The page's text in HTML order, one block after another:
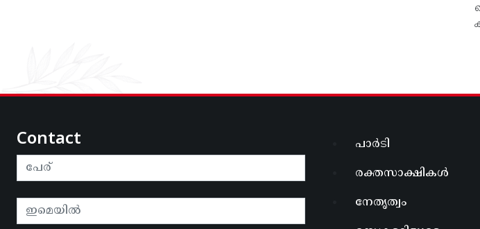
Contact പാർടി
രക്തസാക്ഷികൾ
നേതൃത്വം